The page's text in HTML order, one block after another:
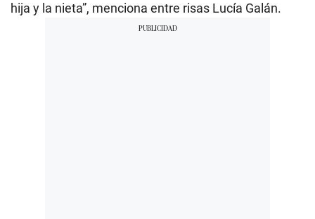
hija y la nieta”, menciona entre risas Lucía Galán.